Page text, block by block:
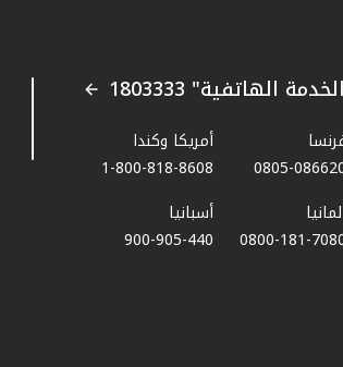
0805-
أمريكا وكندا
1-800-818-8608
0800-181-
أسبانيا
900-905-440